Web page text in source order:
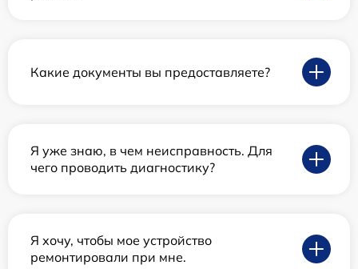
Какие документы вы предоставляете?
Я уже знаю, в чем неисправность. Для
чего проводить диагностику?
Я хочу, чтобы мое устройство
ремонтировали при мне.